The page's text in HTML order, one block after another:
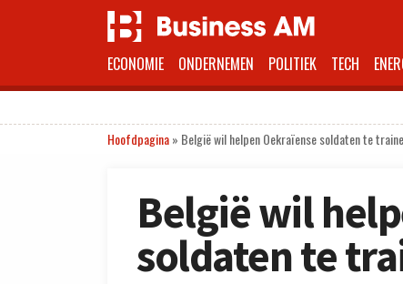
ECONOMIE ONDERNEMEN POLITIEK TECH
Hoofdpagina» België wil helpen Oekraïense soldaten te
België wil
soldaten te